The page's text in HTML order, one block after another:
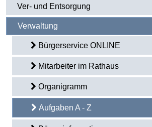
Ver- und Entsorgung
Verwaltung
Bürgerservice ONLINE
Mitarbeiter im Rathaus
Organigramm
Aufgaben A - Z